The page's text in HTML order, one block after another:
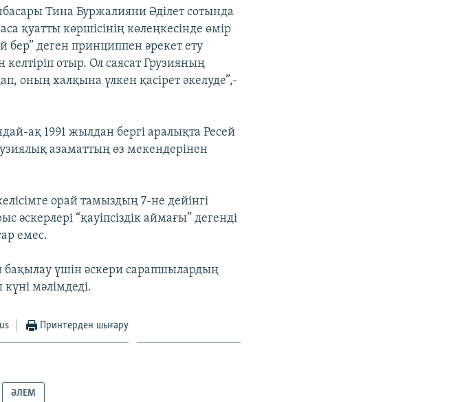
Тина Буржалияни Әділет сотында
қуатты көршісінің көлеңкесінде өмір
бер” деген принциппен әрекет ету
келтіріп отыр. Ол саясат Грузияның
оның халқына үлкен қасірет әкелуде”,-
ақ 1991 жылдан бергі аралықта Ресей
азаматтың өз мекендерінен
орай тамыздың 7-не дейінгі
әскерлері “қауіпсіздік аймағы” дегенді
емес.
бақылау үшін әскери сарапшылардың
мәлімдеді.
Принтерден шығару
ӘЛЕМ